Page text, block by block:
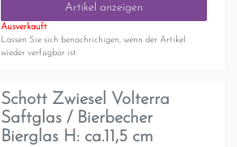
Artikel anzeigen
Ausverkauft
Lassen Sie sich benachrichigen, wenn der Artikel
wieder verfügbar ist.
Schott Zwiesel Volterra
Saftglas / Bierbecher
Bierglas H: ca.11,5 cm